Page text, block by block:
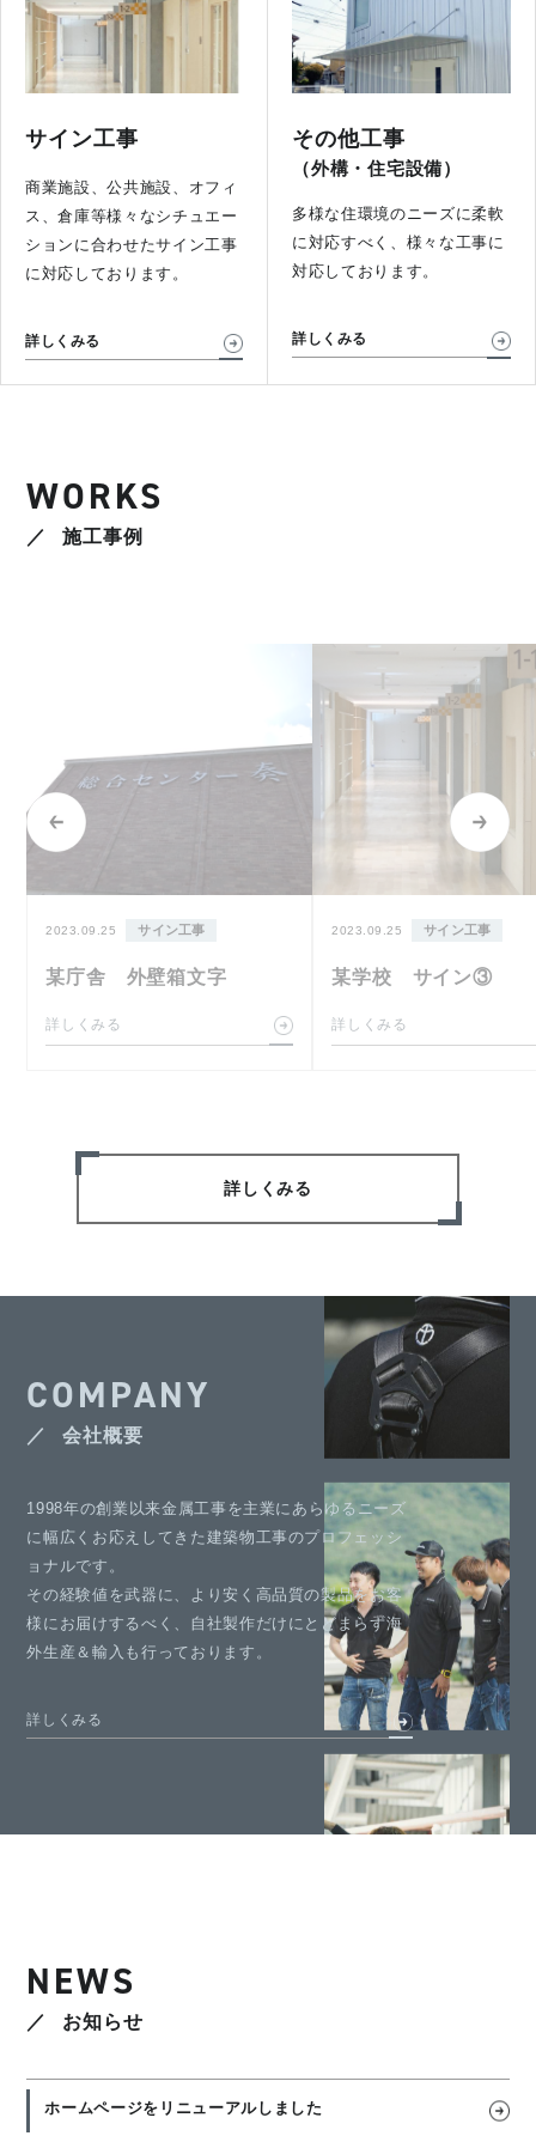
サイン工事
商業施設、公共施設、オフィ
ス、倉庫等様々なシチュエー
ションに合わせたサイン工事
に対応しております。
詳しくみる
その他工事
（外構・住宅設備）
多様な住環境のニーズに柔軟
に対応すべく、様々な工事に
対応しております。
詳しくみる
WORKS
施工事例
2023.09.25 サイン工事
某庁舎 外壁箱文字
詳しくみる
2023.09.25 サイン工事
某学校 サイン③
詳しくみる
詳しくみる
COMPANY
会社概要
1998年の創業以来金属工事を主業にあらゆるニーズ
に幅広くお応えしてきた建築物工事のプロフェッシ
ョナルです。
その経験値を武器に、より安く高品質の製品をお客
様にお届けするべく、自社製作だけにとどまらず海
外生産＆輸入も行っております。
詳しくみる
NEWS
お知らせ
ホームページをリニューアルしました